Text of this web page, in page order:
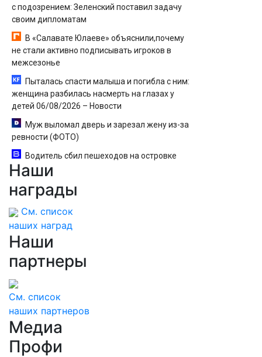
с подозрением: Зеленский поставил задачу
своим дипломатам
В «Салавате Юлаеве» объяснили,почему
не стали активно подписывать игроков в
межсезонье
Пыталась спасти малыша и погибла с ним:
женщина разбилась насмерть на глазах у
детей 06/08/2026 – Новости
Муж выломал дверь и зарезал жену из-за
ревности (ФОТО)
Водитель сбил пешеходов на островке
безопасности в Омске, пострадали 8 человек -
Наши
награды
См. список
наших наград
Наши
партнеры
См. список
наших партнеров
Медиа
Профи